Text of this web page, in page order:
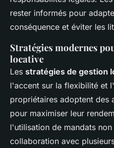
rester informés pour
conséquence et éviter les
Stratégies modernes
locative
Les stratégies de gestion
l'accent sur la flexibilité et
propriétaires adoptent des
pour maximiser leur
l'utilisation de mandats
collaboration avec